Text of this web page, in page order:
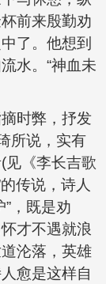
前来殷勤劝
了。他想到
水。“神血未
时弊，抒发
所说，实有
见《李长吉歌
传说，诗人
，既是劝
才不遇就浪
沦落，英雄
愈是这样自